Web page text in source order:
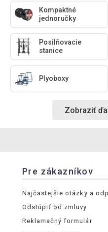
Kompaktné
jednoručky
Posilňovacie
stanice
Plyoboxy
Zobraziť
Pre zákazníkov
Najčastejšie otázky a
Odstúpiť od zmluvy
Reklamačný formulár